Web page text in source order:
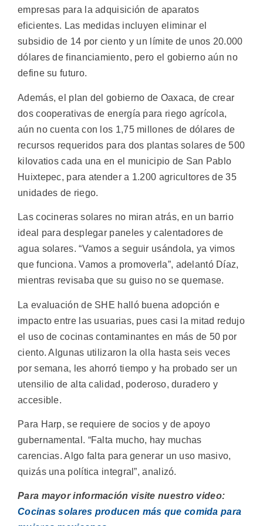
empresas para la adquisición de aparatos
eficientes. Las medidas incluyen eliminar el
subsidio de 14 por ciento y un límite de unos 20.000
dólares de financiamiento, pero el gobierno aún no
define su futuro.
Además, el plan del gobierno de Oaxaca, de crear
dos cooperativas de energía para riego agrícola,
aún no cuenta con los 1,75 millones de dólares de
recursos requeridos para dos plantas solares de 500
kilovatios cada una en el municipio de San Pablo
Huixtepec, para atender a 1.200 agricultores de 35
unidades de riego.
Las cocineras solares no miran atrás, en un barrio
ideal para desplegar paneles y calentadores de
agua solares. “Vamos a seguir usándola, ya vimos
que funciona. Vamos a promoverla”, adelantó Díaz,
mientras revisaba que su guiso no se quemase.
La evaluación de SHE halló buena adopción e
impacto entre las usuarias, pues casi la mitad redujo
el uso de cocinas contaminantes en más de 50 por
ciento. Algunas utilizaron la olla hasta seis veces
por semana, les ahorró tiempo y ha probado ser un
utensilio de alta calidad, poderoso, duradero y
accesible.
Para Harp, se requiere de socios y de apoyo
gubernamental. “Falta mucho, hay muchas
carencias. Algo falta para generar un uso masivo,
quizás una política integral”, analizó.
Para mayor información visite nuestro video:
Cocinas solares producen más que comida para